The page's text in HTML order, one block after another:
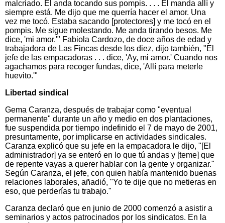
malcriado. Él anda tocando sus pompis. . . . Él manda allí y
siempre está. Me dijo que me querría hacer el amor. Una
vez me tocó. Estaba sacando [protectores] y me tocó en el
pompis. Me sigue molestando. Me anda tirando besos. Me
dice, 'mi amor.'" Fabiola Cardozo, de doce años de edad y
trabajadora de Las Fincas desde los diez, dijo también, "El
jefe de las empacadoras . . . dice, 'Ay, mi amor.' Cuando nos
agachamos para recoger fundas, dice, 'Allí para meterle
huevito.'"
Libertad sindical
Gema Caranza, después de trabajar como "eventual
permanente" durante un año y medio en dos plantaciones,
fue suspendida por tiempo indefinido el 7 de mayo de 2001,
presuntamente, por implicarse en actividades sindicales.
Caranza explicó que su jefe en la empacadora le dijo, "[El
administrador] ya se enteró en lo que tú andas y [teme] que
de repente vayas a querer hablar con la gente y organizar."
Según Caranza, el jefe, con quien había mantenido buenas
relaciones laborales, añadió, "Yo te dije que no metieras en
eso, que perderías tu trabajo."
Caranza declaró que en junio de 2000 comenzó a asistir a
seminarios y actos patrocinados por los sindicatos. En la